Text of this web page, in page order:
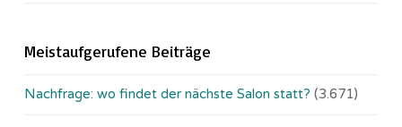
Meistaufgerufene Beiträge
Nachfrage: wo findet der nächste Salon statt? (3.671)